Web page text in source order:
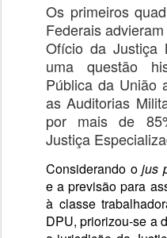
Os primeiros
Federais
Ofício da Justiça
uma questão
Pública da União
as Auditorias
por mais de
Justiça
Considerando o jus
e a previsão para
à classe
DPU, priorizou-se a